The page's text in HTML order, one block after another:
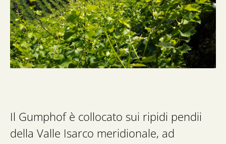
Il Gumphof è collocato sui ripidi pendii
della Valle Isarco meridionale, ad